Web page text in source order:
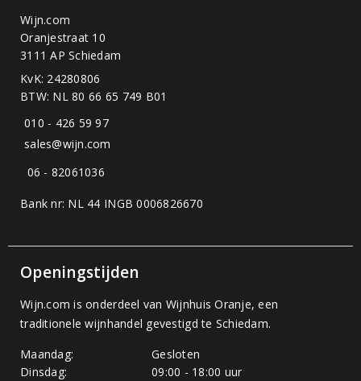
Wijn.com
Oranjestraat 10
3111 AP Schiedam
KvK: 24280806
BTW: NL 80 66 65 749 B01
010 - 426 59 97
sales@wijn.com
06 - 82061036
Bank nr: NL 44 INGB 0006826670
Openingstijden
Wijn.com is onderdeel van Wijnhuis Oranje, een
traditionele wijnhandel gevestigd te Schiedam.
Maandag:
Gesloten
Dinsdag:
09:00 - 18:00 uur